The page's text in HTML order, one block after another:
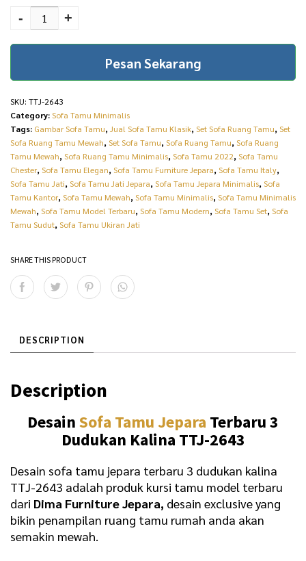
r
e
w
a
s
:
R
6
0
.
0
0
.
i
c
s
:
R
p
1
.
0
.
Jepara Terbaru 3
Dudukan Kalina TTJ-
2643 quantity
- +
Pesan Sekarang
SKU: TTJ-2643
Category: Sofa Tamu Minimalis
Tags: Gambar Sofa Tamu, Jual Sofa Tamu Klasik, Set Sofa Ruang Tamu, Set
Sofa Ruang Tamu Mewah, Set Sofa Tamu, Sofa Ruang Tamu, Sofa Ruang
Tamu Mewah, Sofa Ruang Tamu Minimalis, Sofa Tamu 2022, Sofa Tamu
Chester, Sofa Tamu Elegan, Sofa Tamu Furniture Jepara, Sofa Tamu Italy,
Sofa Tamu Jati, Sofa Tamu Jati Jepara, Sofa Tamu Jepara Minimalis, Sofa
Tamu Kantor, Sofa Tamu Mewah, Sofa Tamu Minimalis, Sofa Tamu Minimalis
Mewah, Sofa Tamu Model Terbaru, Sofa Tamu Modern, Sofa Tamu Set, Sofa
Tamu Sudut, Sofa Tamu Ukiran Jati
SHARE THIS PRODUCT
DESCRIPTION
Description
DesainSofa Tamu Jepara Terbaru 3
Dudukan Kalina TTJ-2643
Desain sofa tamu jepara terbaru 3 dudukan kalina
TTJ-2643 adalah produk kursi tamu model terbaru
dari Dima Furniture Jepara, desain exclusive yang
bikin penampilan ruang tamu rumah anda akan
semakin mewah.